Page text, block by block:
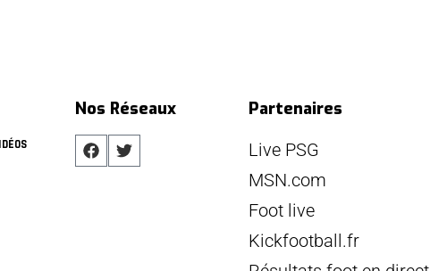
Nos Réseaux
Partenaires
Live PSG
MSN.com
Foot live
Kickfootball.fr